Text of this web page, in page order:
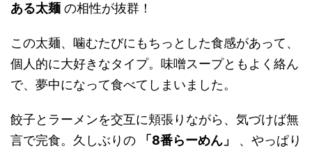
ある太麺 の相性が抜群！
この太麺、噛むたびにもちっとした食感があって、
個人的に大好きなタイプ。味噌スープともよく絡ん
で、夢中になって食べてしまいました。
餃子とラーメンを交互に頬張りながら、気づけば無
言で完食。久しぶりの
「8番らーめん」
、やっぱり